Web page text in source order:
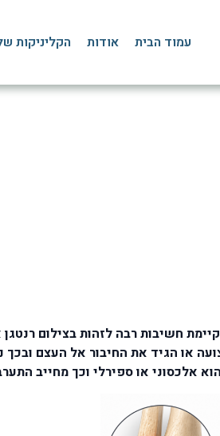
עמוד הבית אודות הקליניקות
או הגיד את החיבור אל העצם
אלכסוני או ספירלי וכך מחייב